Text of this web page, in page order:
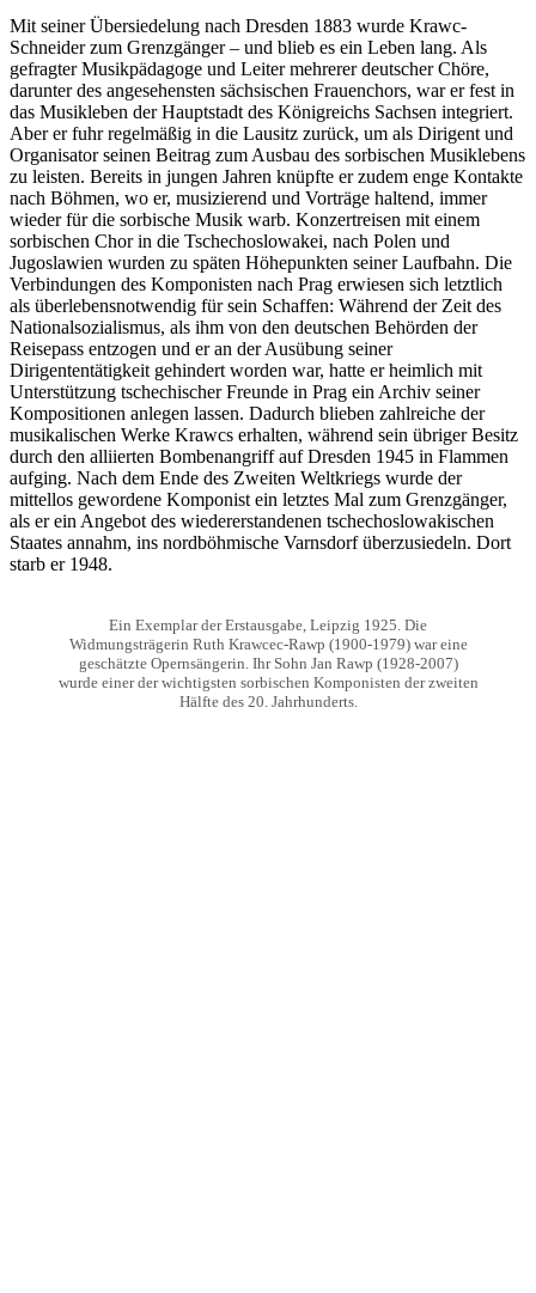
Mit seiner Übersiedelung nach Dresden 1883 wurde Krawc-
Schneider zum Grenzgänger – und blieb es ein Leben lang. Als
gefragter Musikpädagoge und Leiter mehrerer deutscher Chöre,
darunter des angesehensten sächsischen Frauenchors, war er fest in
das Musikleben der Hauptstadt des Königreichs Sachsen integriert.
Aber er fuhr regelmäßig in die Lausitz zurück, um als Dirigent und
Organisator seinen Beitrag zum Ausbau des sorbischen Musiklebens
zu leisten. Bereits in jungen Jahren knüpfte er zudem enge Kontakte
nach Böhmen, wo er, musizierend und Vorträge haltend, immer
wieder für die sorbische Musik warb. Konzertreisen mit einem
sorbischen Chor in die Tschechoslowakei, nach Polen und
Jugoslawien wurden zu späten Höhepunkten seiner Laufbahn. Die
Verbindungen des Komponisten nach Prag erwiesen sich letztlich
als überlebensnotwendig für sein Schaffen: Während der Zeit des
Nationalsozialismus, als ihm von den deutschen Behörden der
Reisepass entzogen und er an der Ausübung seiner
Dirigententätigkeit gehindert worden war, hatte er heimlich mit
Unterstützung tschechischer Freunde in Prag ein Archiv seiner
Kompositionen anlegen lassen. Dadurch blieben zahlreiche der
musikalischen Werke Krawcs erhalten, während sein übriger Besitz
durch den alliierten Bombenangriff auf Dresden 1945 in Flammen
aufging. Nach dem Ende des Zweiten Weltkriegs wurde der
mittellos gewordene Komponist ein letztes Mal zum Grenzgänger,
als er ein Angebot des wiedererstandenen tschechoslowakischen
Staates annahm, ins nordböhmische Varnsdorf überzusiedeln. Dort
starb er 1948.
Ein Exemplar der Erstausgabe, Leipzig 1925. Die
Widmungsträgerin Ruth Krawcec-Rawp (1900-1979) war eine
geschätzte Opernsängerin. Ihr Sohn Jan Rawp (1928-2007)
wurde einer der wichtigsten sorbischen Komponisten der zweiten
Hälfte des 20. Jahrhunderts.